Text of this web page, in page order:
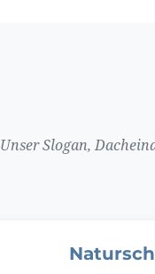
Unser Slogan,